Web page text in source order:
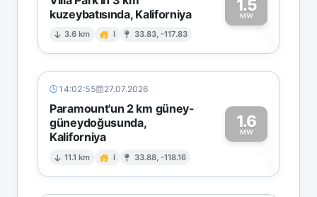
kuzeybatısında, Kaliforniya
3.6 km I 33.83, -117.83
1.5
MW1
14:02:55 27.07.2026
Paramount'un 2 km güney-
güneydoğusunda,
Kaliforniya
11.1 km I 33.88, -118.16
1.6
MW
1